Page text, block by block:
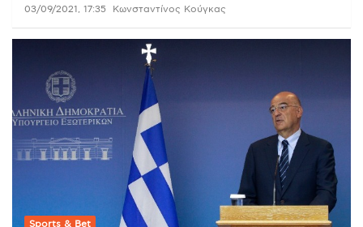
03/09/2021, 17:35 Κωνσταντίνος Κούγκας
Sports & Bet